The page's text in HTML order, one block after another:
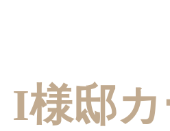
I様邸